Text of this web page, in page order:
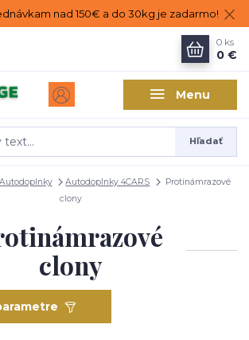
nad 150€ a do 30kg je zadarmo!
Menu
Hľadať
0 ks
0 €
Autodoplnky Autodoplnky 4CARS
Protinámrazové
clony
clony